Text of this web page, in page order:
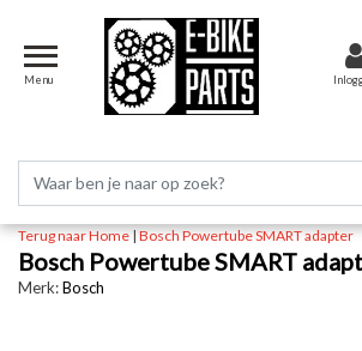
Menu
Terug naar Home|Bosch Powertube SMART adapter
Bosch Powertube SMART
Merk:Bosch